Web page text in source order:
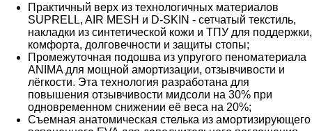
Практичный верх из технологичных материалов
SUPRELL, AIR MESH и D-SKIN - сетчатый текстиль,
накладки из синтетической кожи и ТПУ для поддержки,
комфорта, долговечности и защиты стопы;
Промежуточная подошва из упругого пеноматериала
ANIMA для мощной амортизации, отзывчивости и
лёгкости. Эта технология разработана для
повышения отзывчивости мидсоли на 30% при
одновременном снижении её веса на 20%;
Съемная анатомическая стелька из амортизирующего